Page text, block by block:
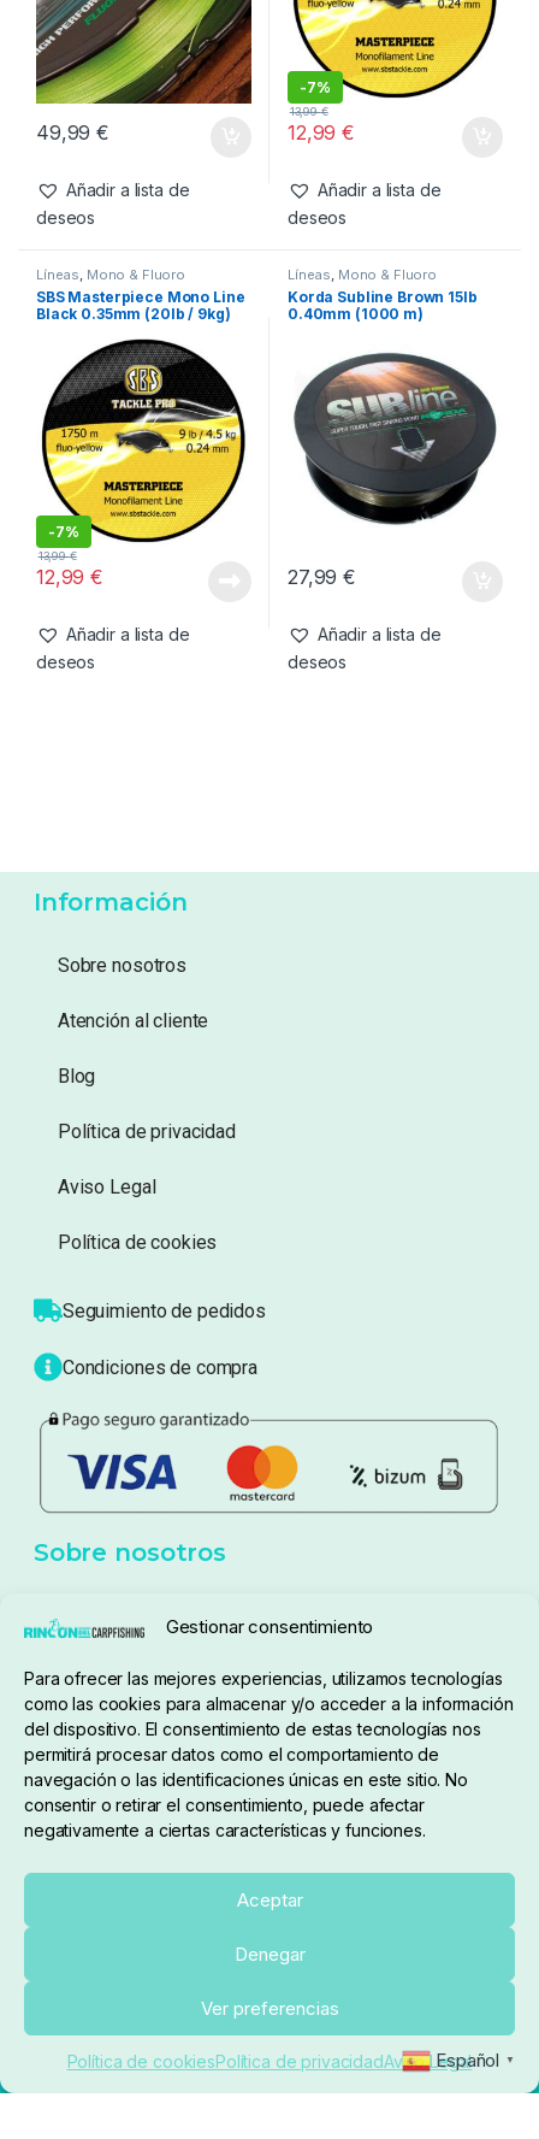
Gestionar consentimiento
Para ofrecer las mejores experiencias, utilizamos tecnologías
como las cookies para almacenar y/o acceder a la información
del dispositivo. El consentimiento de estas tecnologías nos
permitirá procesar datos como el comportamiento de
navegación o las identificaciones únicas en este sitio. No
consentir o retirar el consentimiento, puede afectar
negativamente a ciertas características y funciones.
Aceptar
Denegar
Ver preferencias
Política de cookiesPolítica de privacidadAviso Legal
Productos relacionados
Líneas ,Trenzado
Korda Spod Braid 20lb
49,99€
Añadir a lista de
deseos
Líneas, Mono & Fluoro
SBS Masterpiece Mono Line
7%
12,99€
13,99 €
Añadir a lista de
deseos
Líneas, Mono & Fluoro
SBS Masterpiece Mono Line
12,99€
deseos
Líneas, Mono & Fluoro
Korda Subline Brown 15lb
27,99€
Información
Sobre nosotros
Atención al cliente
Blog
Política de privacidad
Aviso Legal
Sobre nosotros
910 824 923
Lunes a Viernes de 10:00 a 14:00 horas y 17:00 a
Español ▼